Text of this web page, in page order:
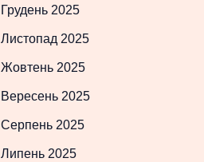
Грудень 2025
Листопад 2025
Жовтень 2025
Вересень 2025
Серпень 2025
Липень 2025